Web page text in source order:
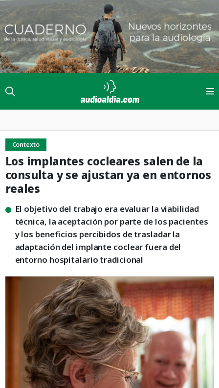
Contexto
Los implantes cocleares salen de la
consulta y se ajustan ya en entornos
reales
El objetivo del trabajo era evaluar la viabilidad
técnica, la aceptación por parte de los pacientes
y los beneficios percibidos de trasladar la
adaptación del implante coclear fuera del
entorno hospitalario tradicional